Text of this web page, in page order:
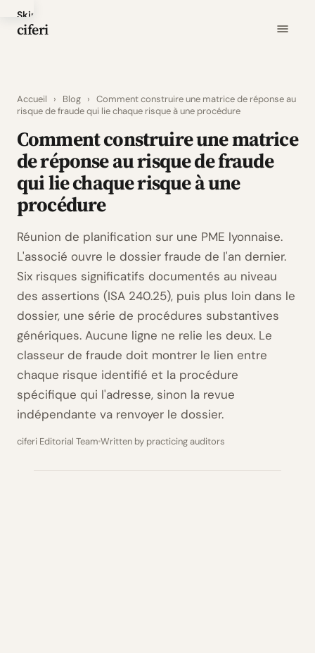
Skip
to
ciferi
Accueil › Blog › Comment construire une matrice de réponse au
risque de fraude qui lie chaque risque à une procédure
Comment construire une matrice
de réponse au risque de fraude
qui lie chaque risque à une
procédure
Réunion de planification sur une PME lyonnaise.
L'associé ouvre le dossier fraude de l'an dernier.
Six risques significatifs documentés au niveau
des assertions (ISA 240.25), puis plus loin dans le
dossier, une série de procédures substantives
génériques. Aucune ligne ne relie les deux. Le
classeur de fraude doit montrer le lien entre
chaque risque identifié et la procédure
spécifique qui l'adresse, sinon la revue
indépendante va renvoyer le dossier.
ciferi Editorial Team Written by practicing auditors